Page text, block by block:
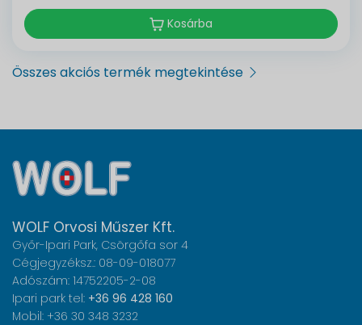
Kosárba
Összes akciós termék megtekintése
WOLF Orvosi Műszer Kft.
Győr-Ipari Park, Csörgőfa sor 4
Cégjegyzéksz.: 08-09-018077
Adószám: 14752205-2-08
Ipari park tel: +36 96 428 160
Mobil: +36 30 348 3232